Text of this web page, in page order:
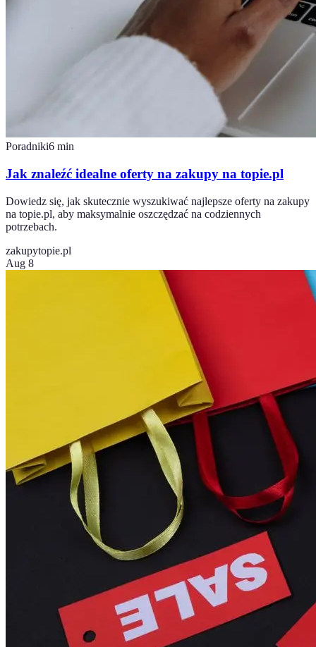
Poradniki6 min
Jak znaleźć idealne oferty na zakupy na topie.pl
Dowiedz się, jak skutecznie wyszukiwać najlepsze oferty na zakupy
na topie.pl, aby maksymalnie oszczędzać na codziennych
potrzebach.
zakupytopie.pl
Aug 8